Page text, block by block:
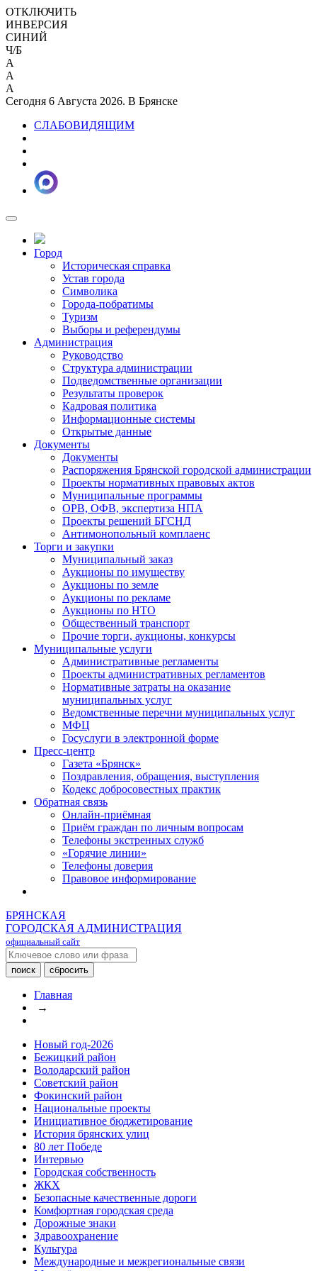
ОТКЛЮЧИТЬ
ИНВЕРСИЯ
СИНИЙ
Ч/Б
A
A
A
Сегодня 6 Августа 2026. В Брянске
СЛАБОВИДЯЩИМ
Город
Историческая справка
Устав города
Символика
Города-побратимы
Туризм
Выборы и референдумы
Администрация
Руководство
Структура администрации
Подведомственные организации
Результаты проверок
Кадровая политика
Информационные системы
Открытые данные
Документы
Документы
Распоряжения Брянской городской администрации
Проекты нормативных правовых актов
Муниципальные программы
ОРВ, ОФВ, экспертиза НПА
Проекты решений БГСНД
Антимонопольный комплаенс
Торги и закупки
Муниципальный заказ
Аукционы по имуществу
Аукционы по земле
Аукционы по рекламе
Аукционы по НТО
Общественный транспорт
Прочие торги, аукционы, конкурсы
Муниципальные услуги
Административные регламенты
Проекты административных регламентов
Нормативные затраты на оказание
муниципальных услуг
Ведомственные перечни муниципальных услуг
МФЦ
Госуслуги в электронной форме
Пресс-центр
Газета «Брянск»
Поздравления, обращения, выступления
Кодекс добросовестных практик
Обратная связь
Онлайн-приёмная
Приём граждан по личным вопросам
Телефоны экстренных служб
«Горячие линии»
Телефоны доверия
Правовое информирование
БРЯНСКАЯ
ГОРОДСКАЯ АДМИНИСТРАЦИЯ
официальный сайт
Главная
→
Новый год-2026
Бежицкий район
Володарский район
Советский район
Фокинский район
Национальные проекты
Инициативное бюджетирование
История брянских улиц
80 лет Победе
Интервью
Городская собственность
ЖКХ
Безопасные качественные дороги
Комфортная городская среда
Дорожные знаки
Здравоохранение
Культура
Международные и межрегиональные связи